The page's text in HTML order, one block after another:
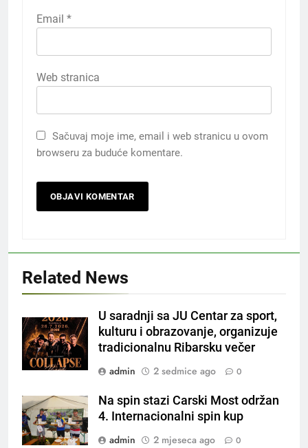
Email *
Web stranica
Sačuvaj moje ime, email i web stranicu u ovom
browseru za buduće komentare.
Related News
U saradnji sa JU Centar za sport,
kulturu i obrazovanje, organizuje
tradicionalnu Ribarsku večer
admin
2 sedmice ago 0
Na spin stazi Carski Most održan
4. Internacionalni spin kup
admin
2 mjeseca ago 0